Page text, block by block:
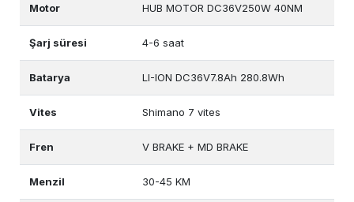
Motor HUB MOTOR DC36V250W 40NM
Şarj süresi 4-6 saat
Batarya LI-ION DC36V7.8Ah 280.8Wh
Vites Shimano 7 vites
Fren V BRAKE + MD BRAKE
Menzil 30-45 KM